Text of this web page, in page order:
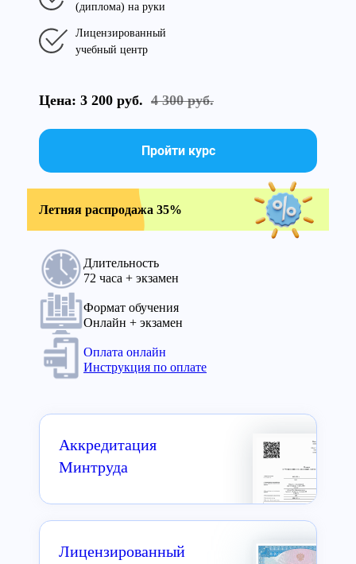
(диплома) на руки
Лицензированный
учебный центр
Цена: 3 200 руб. 4 300 руб.
Пройти курс
Летняя распродажа 35%
Длительность
72 часа + экзамен
Формат обучения
Онлайн + экзамен
Оплата онлайн
Инструкция по оплате
Аккредитация
Минтруда
Лицензированный